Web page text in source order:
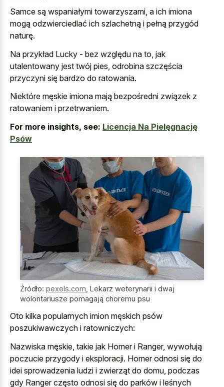
Samce są wspaniałymi towarzyszami, a ich imiona
mogą odzwierciedlać ich szlachetną i pełną przygód
naturę.
Na przykład Lucky - bez względu na to, jak
utalentowany jest twój pies, odrobina szczęścia
przyczyni się bardzo do ratowania.
Niektóre męskie imiona mają bezpośredni związek z
ratowaniem i przetrwaniem.
For more insights, see: Licencja Na Pielęgnację
Psów
Źródło: pexels.com Lekarz weterynarii i dwaj
wolontariusze pomagają choremu psu
Oto kilka popularnych imion męskich psów
poszukiwawczych i ratowniczych:
Nazwiska męskie, takie jak Homer i Ranger, wywołują
poczucie przygody i eksploracji. Homer odnosi się do
idei sprowadzenia ludzi i zwierząt do domu, podczas
gdy Ranger często odnosi się do parków i leśnych